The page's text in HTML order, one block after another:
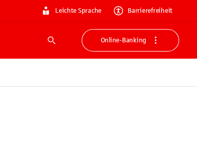
Leichte Sprache Barrierefreiheit
Suche
Online-Banking